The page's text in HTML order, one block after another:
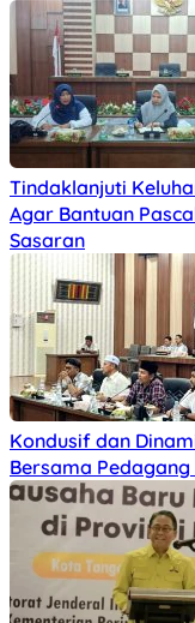
Tindaklanjuti
Agar Bantuan
Sasaran
Kondusif dan
Bersama